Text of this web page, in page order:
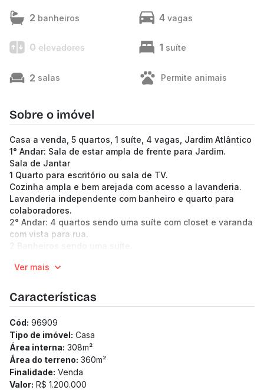
2 banheiros 4 vagas
0 elevadores 1 suíte
2 salas Permite animais
Sobre o imóvel
Casa a venda, 5 quartos, 1 suíte, 4 vagas, Jardim Atlântico
1° Andar: Sala de estar ampla de frente para Jardim.
Sala de Jantar
1 Quarto para escritório ou sala de TV.
Cozinha ampla e bem arejada com acesso a lavanderia.
Lavanderia independente com banheiro e quarto para
colaboradores.
2° Andar: 4 quartos sendo uma suíte com closet e varanda
com vista para rua.
2 Banheiros sendo uma suíte.
(Os preços e informações poderão sofrer mudanças.
Ver mais
Características
Cód: 96909
Tipo de imóvel: Casa
Área interna: 308m²
Área do terreno: 360m²
Finalidade: Venda
Valor: R$ 1.200.000